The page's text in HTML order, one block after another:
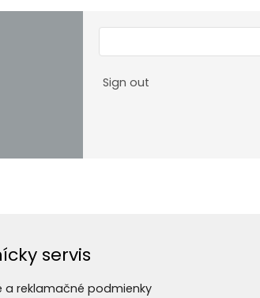
Sign out
servis
a reklamačné podmienky